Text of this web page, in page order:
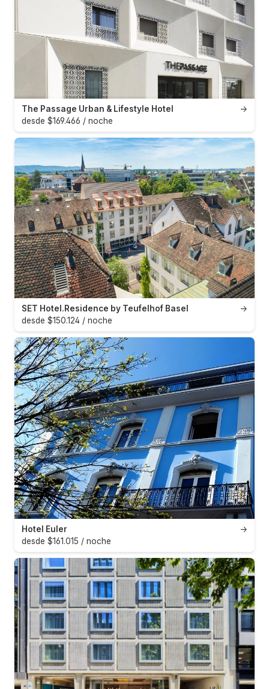
→
The Passage Urban & Lifestyle Hotel
desde $169.466 / noche
→
SET Hotel.Residence by Teufelhof Basel
desde $150.124 / noche
→
Hotel Euler
desde $161.015 / noche